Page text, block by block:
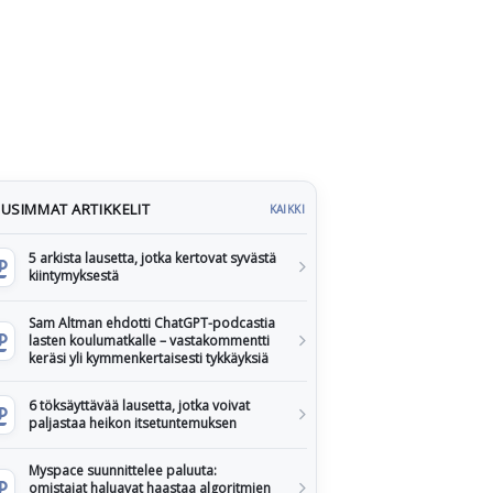
ARTIKKELIT KAIKKI
5 arkista lausetta, jotka kertovat syvästä
kiintymyksestä
Sam Altman ehdotti ChatGPT-podcastia
lasten koulumatkalle – vastakommentti
keräsi yli kymmenkertaisesti tykkäyksiä
6 töksäyttävää lausetta, jotka voivat
paljastaa heikon itsetuntemuksen
Myspace suunnittelee paluuta:
omistajat haluavat haastaa algoritmien